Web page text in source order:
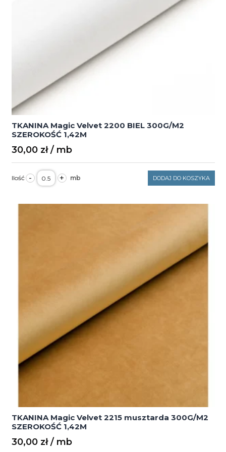
TKANINA Magic Velvet 2200 BIEL 300G/M2
SZEROKOŚĆ 1,42M
30,00 zł
- ilość
TKANINA
Magic
2200
+ DODAJ DO KOSZYKA
TKANINA Magic Velvet 2215 musztarda 300G/M2
SZEROKOŚĆ 1,42M
30,00 zł